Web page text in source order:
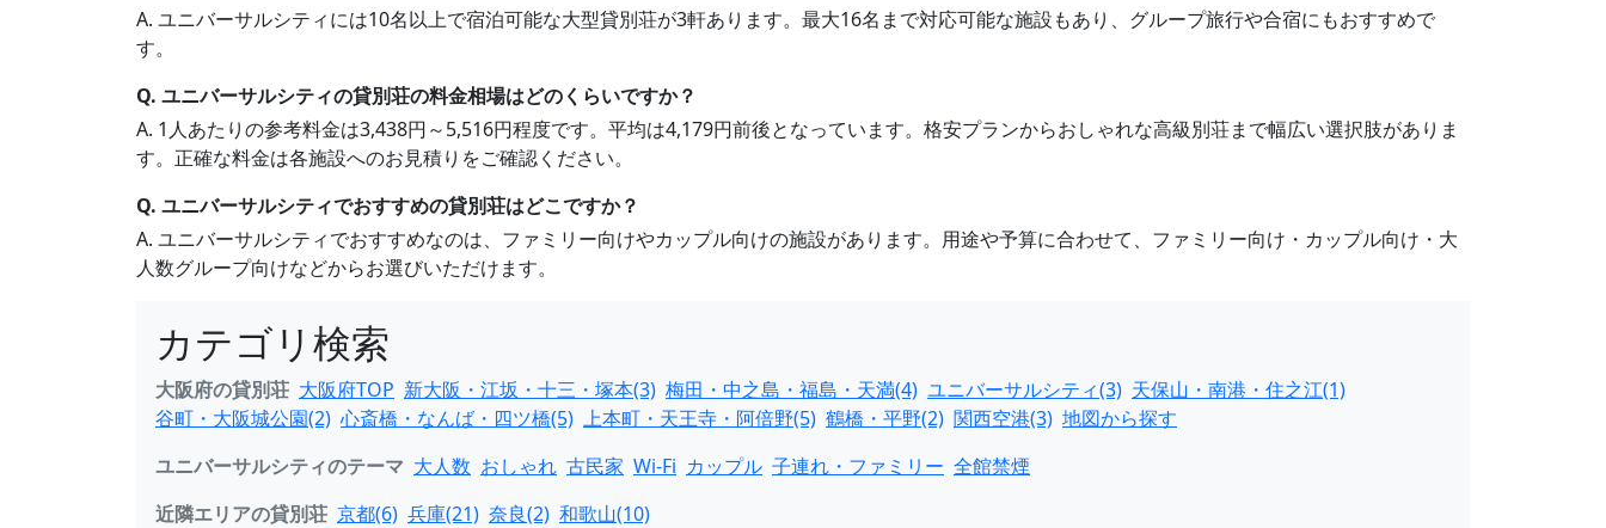
A. ユニバーサルシティには10名以上で宿泊可能な大型貸別荘が3軒あります。最大16名まで対応可能な施設もあり、グループ旅行や合宿にもおすすめで
す。
Q. ユニバーサルシティの貸別荘の料金相場はどのくらいですか？
A. 1人あたりの参考料金は3,438円～5,516円程度です。平均は4,179円前後となっています。格安プランからおしゃれな高級別荘まで幅広い選択肢がありま
す。正確な料金は各施設へのお見積りをご確認ください。
Q. ユニバーサルシティでおすすめの貸別荘はどこですか？
A. ユニバーサルシティでおすすめなのは、ファミリー向けやカップル向けの施設があります。用途や予算に合わせて、ファミリー向け・カップル向け・大
人数グループ向けなどからお選びいただけます。
カテゴリ検索
大阪府の貸別荘 大阪府TOP 新大阪・江坂・十三・塚本(3) 梅田・中之島・福島・天満(4) ユニバーサルシティ(3) 天保山・南港・住之江(1)
谷町・大阪城公園(2) 心斎橋・なんば・四ツ橋(5) 上本町・天王寺・阿倍野(5) 鶴橋・平野(2) 関西空港(3) 地図から探す
ユニバーサルシティのテーマ 大人数 おしゃれ 古民家 Wi-Fi カップル 子連れ・ファミリー 全館禁煙
近隣エリアの貸別荘 京都(6) 兵庫(21) 奈良(2) 和歌山(10)